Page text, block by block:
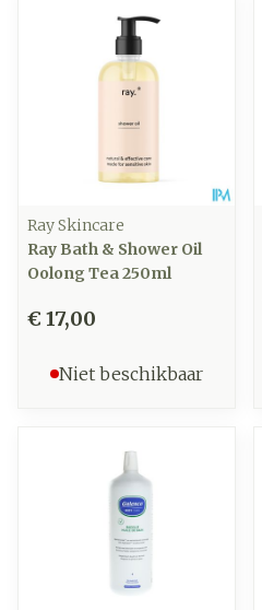
Ray Skincare
Ray Bath & Shower Oil
Oolong Tea 250ml
€ 17,00
Niet beschikbaar